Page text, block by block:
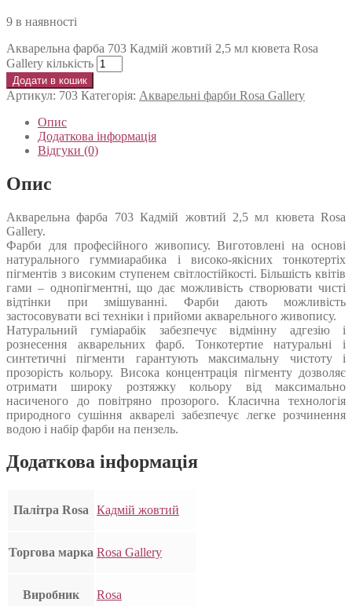
9 в наявності
Акварельна фарба 703 Кадмій жовтий 2,5 мл кювета Rosa
Gallery кількість
Додати в кошик
Артикул: 703 Категорія: Акварельні фарби Rosa Gallery
Опис
Додаткова інформація
Відгуки (0)
Опис
Акварельна фарба 703 Кадмій жовтий 2,5 мл кювета Rosa
Gallery.
Фарби для професійного живопису. Виготовлені на основі
натурального гуммиарабика і високо-якісних тонкотертіх
пігментів з високим ступенем світлостійкості. Більшість квітів
гами – однопігментні, що дає можливість створювати чисті
відтінки при змішуванні. Фарби дають можливість
застосовувати всі техніки і прийоми акварельного живопису.
Натуральний гуміарабік забезпечує відмінну адгезію і
рознесення акварельних фарб. Тонкотертие натуральні і
синтетичні пігменти гарантують максимальну чистоту і
прозорість кольору. Висока концентрація пігменту дозволяє
отримати широку розтяжку кольору від максимально
насиченого до повітряно прозорого. Класична технологія
природного сушіння акварелі забезпечує легке розчинення
водою і набір фарби на пензель.
Додаткова інформація
Палітра Rosa Кадмій жовтий
Торгова марка Rosa Gallery
Виробник Rosa